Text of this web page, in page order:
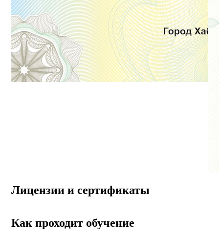
Лицензии и сертификаты
Как проходит обучение